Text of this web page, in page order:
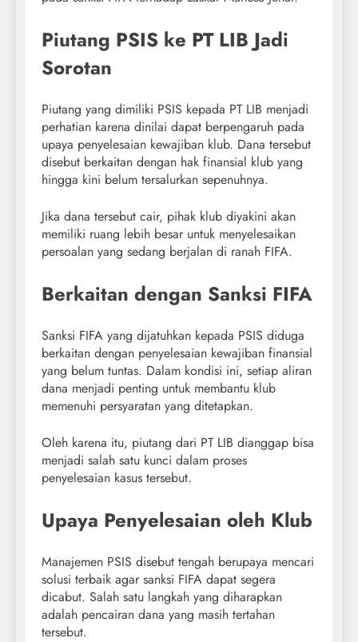
Piutang PSIS ke PT LIB Jadi
Sorotan
Piutang yang dimiliki PSIS kepada PT LIB menjadi
perhatian karena dinilai dapat berpengaruh pada
upaya penyelesaian kewajiban klub. Dana tersebut
disebut berkaitan dengan hak finansial klub yang
hingga kini belum tersalurkan sepenuhnya.
Jika dana tersebut cair, pihak klub diyakini akan
memiliki ruang lebih besar untuk menyelesaikan
persoalan yang sedang berjalan di ranah FIFA.
Berkaitan dengan Sanksi FIFA
Sanksi FIFA yang dijatuhkan kepada PSIS diduga
berkaitan dengan penyelesaian kewajiban finansial
yang belum tuntas. Dalam kondisi ini, setiap aliran
dana menjadi penting untuk membantu klub
memenuhi persyaratan yang ditetapkan.
Oleh karena itu, piutang dari PT LIB dianggap bisa
menjadi salah satu kunci dalam proses
penyelesaian kasus tersebut.
Upaya Penyelesaian oleh Klub
Manajemen PSIS disebut tengah berupaya mencari
solusi terbaik agar sanksi FIFA dapat segera
dicabut. Salah satu langkah yang diharapkan
adalah pencairan dana yang masih tertahan
tersebut.